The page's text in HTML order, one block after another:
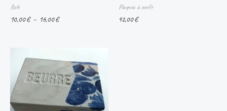
Bols
10,00€ – 16,00€
Plaques à oeufs
42,00€